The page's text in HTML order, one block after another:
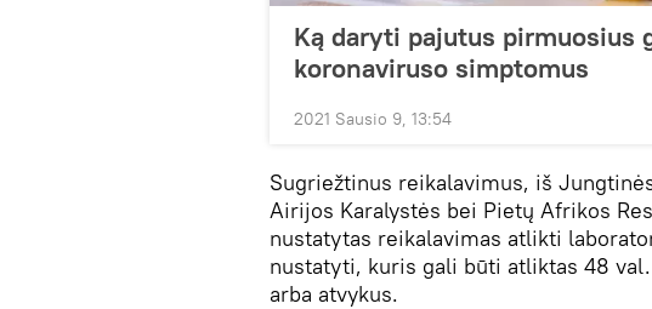
Ką daryti pajutus pirmuosius
koronaviruso simptomus
2021 Sausio 9, 13:54
Sugriežtinus reikalavimus, iš
Airijos Karalystės bei Pietų Afrikos
nustatytas reikalavimas atlikti
nustatyti, kuris gali būti atliktas 48
arba atvykus.